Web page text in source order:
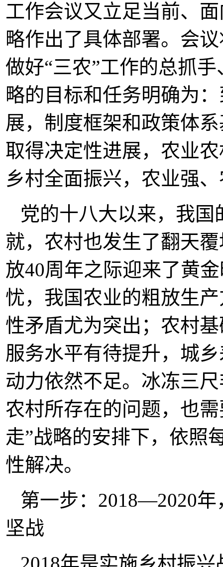
工作会议又立足当前、
略作出了具体部署。会
做好“三农”工作的总抓
略的目标和任务明确为
展，制度框架和政策体
取得决定性进展，农业
乡村全面振兴，农业强
党的十八大以来，我
就，农村也发生了翻天
放40周年之际迎来了黄
忧，我国农业的粗放生
性矛盾尤为突出；农村
服务水平有待提升，城
动力依然不足。冰冻三
农村所存在的问题，也
走”战略的安排下，依照
性解决。
第一步：2018—2020
坚战